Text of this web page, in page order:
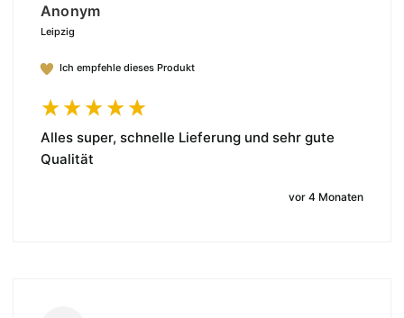
Anonym
Leipzig
Ich empfehle dieses Produkt
Alles super, schnelle Lieferung und sehr gute
Qualität
vor 4 Monaten